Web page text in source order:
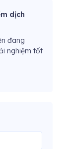
dịch
đang
nghiệm tốt